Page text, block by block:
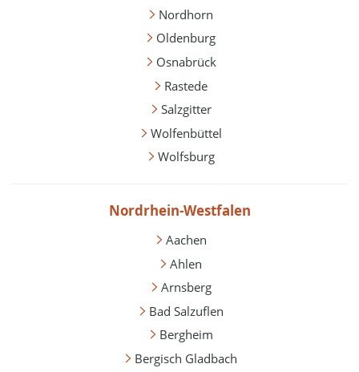
Nordhorn
Oldenburg
Osnabrück
Rastede
Salzgitter
Wolfenbüttel
Wolfsburg
Nordrhein-Westfalen
Aachen
Ahlen
Arnsberg
Bad Salzuflen
Bergheim
Bergisch Gladbach